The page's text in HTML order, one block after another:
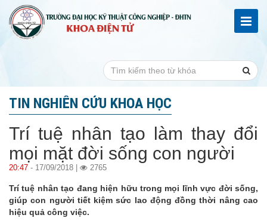
TIN NGHIÊN CỨU KHOA HỌC
Trí tuệ nhân tạo làm thay đổi
mọi mặt đời sống con người
20:47 - 17/09/2018 | 2765
Trí tuệ nhân tạo đang hiện hữu trong mọi lĩnh vực đời sống,
giúp con người tiết kiệm sức lao động đồng thời nâng cao
hiệu quả công việc.